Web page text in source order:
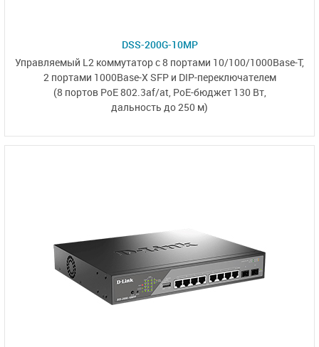
DSS-200G-10MP
Управляемый L2 коммутатор с8 портами 10/100/1000Base-T,
2 портами 1000Base-X SFPи DIP-переключателем
(8 портов PoE 802.3af/at, PoE-бюджет 130 Вт,
дальность до 250 м)